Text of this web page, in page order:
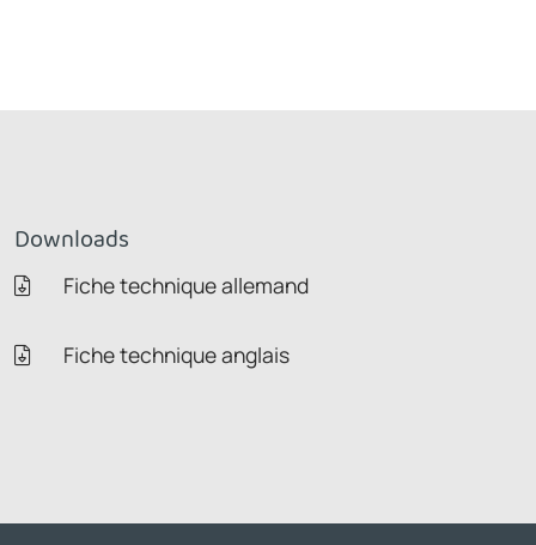
Downloads
Fiche technique allemand
Fiche technique anglais